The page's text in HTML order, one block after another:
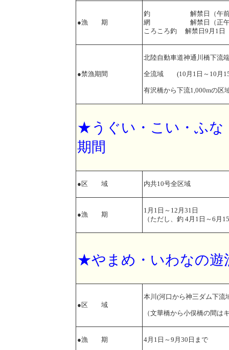
●漁 期
釣 解禁日（午前5時
網 解禁日（正午）
ころころ釣 解禁日9月1日
●禁漁期間
北陸自動車道神通川橋下流
全流域 (10月1日～10月
有沢橋から下流1,000mの区
★うぐい・こい・ふな
期間
●区 域 内共10号全区域
●漁 期
1月1日～12月31日
（ただし、釣 4月1日～6
★やまめ・いわなの遊
●区 域
本川(河口から神三ダム下流
（文華橋から小俣橋の間は
●漁 期 4月1日～9月30日まで